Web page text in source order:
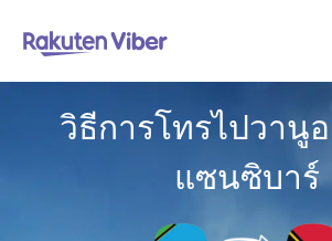
วิธีการโทรไปวานู
แซนซิบาร์